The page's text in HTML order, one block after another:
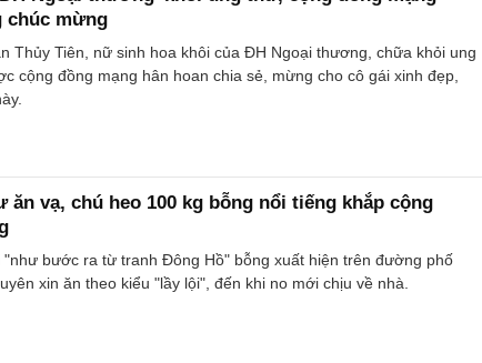
chúc mừng
Thủy Tiên, nữ sinh hoa khôi của ĐH Ngoại thương, chữa khỏi ung
cộng đồng mạng hân hoan chia sẻ, mừng cho cô gái xinh đẹp,
ăn vạ, chú heo 100 kg bỗng nổi tiếng khắp cộng
"như bước ra từ tranh Đông Hồ" bỗng xuất hiện trên đường phố
xin ăn theo kiểu "lầy lội", đến khi no mới chịu về nhà.